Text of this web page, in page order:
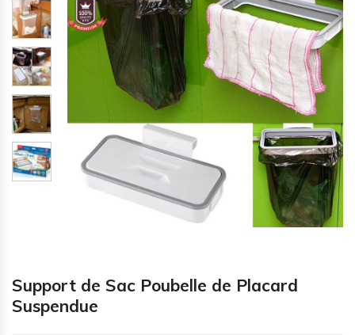
Support de Sac Poubelle de Placard
Suspendue